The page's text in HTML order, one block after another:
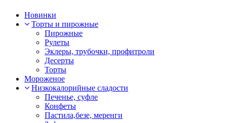
Новинки
Торты и пирожные
Пирожные
Рулеты
Эклеры, трубочки, профитроли
Десерты
Торты
Мороженое
Низкокалорийные сладости
Печенье, суфле
Конфеты
Пастила,безе, меренги